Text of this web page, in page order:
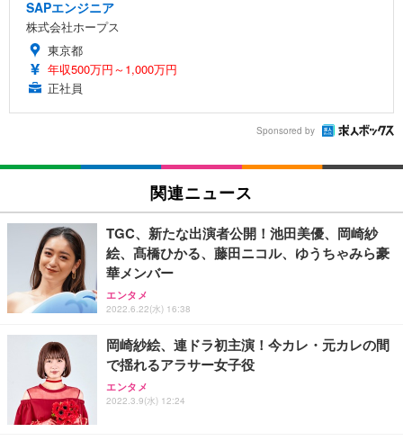
SAPエンジニア
株式会社ホープス
東京都
年収500万円～1,000万円
正社員
Sponsored by
関連ニュース
TGC、新たな出演者公開！池田美優、岡崎紗
絵、髙橋ひかる、藤田ニコル、ゆうちゃみら豪
華メンバー
エンタメ
2022.6.22(水) 16:38
岡崎紗絵、連ドラ初主演！今カレ・元カレの間
で揺れるアラサー女子役
エンタメ
2022.3.9(水) 12:24